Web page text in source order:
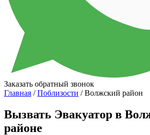
Заказать обратный звонок
Главная /Поблизости / Волжский район
Вызвать Эвакуатор в
районе